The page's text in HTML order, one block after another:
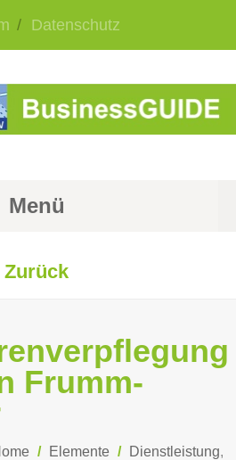
Datenschutz
Menü
Zurück
Frumm-
/ Elemente / Dienstleistung,